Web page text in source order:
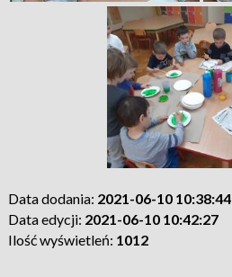
Data dodania: 2021-06-10 10:38:44
Data edycji: 2021-06-10 10:42:27
Ilość wyświetleń: 1012